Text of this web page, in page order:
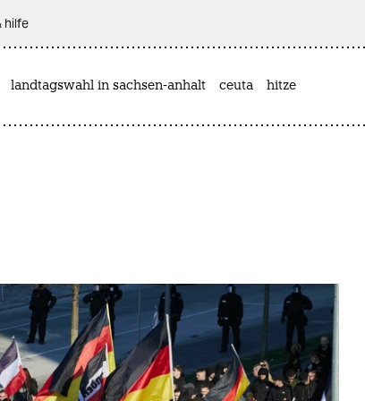
hilfe
landtagswahl in sachsen-anhalt ceuta hitze